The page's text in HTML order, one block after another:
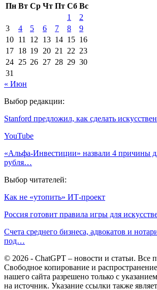
Пн Вт Ср Чт Пт Сб Вс
1
2
3
4 5 6 7 8
9
10 11 12 13 14 15 16
17 18 19 20 21 22 23
24 25 26 27 28 29 30
31
« Июн
Выбор редакции:
Stanford предложил, как сделать
YouTube
«Альфа-Инвестиции» назвали 4 причины
рубля…
Выбор читателей:
Как не «утопить» ИТ-проект
Россия готовит правила игры для
Счета среднего бизнеса, адвокатов и
под…
© 2026 - ChatGPT – новости и статьи. Все
Свободное копирование и
нашего сайта разрешено только с
на источник. Указание ссылки также